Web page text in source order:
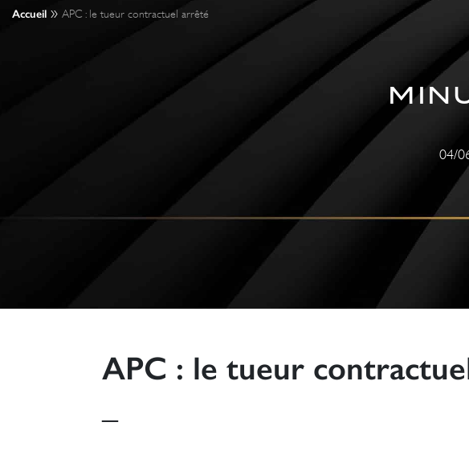
Accueil » APC : le tueur contractuel arrêté
04/
APC : le tueur